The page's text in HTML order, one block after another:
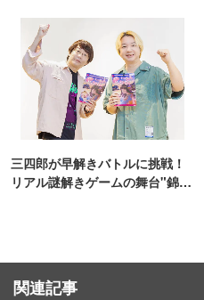
三四郎が早解きバトルに挑戦！
リアル謎解きゲームの舞台"錦糸
関連記事